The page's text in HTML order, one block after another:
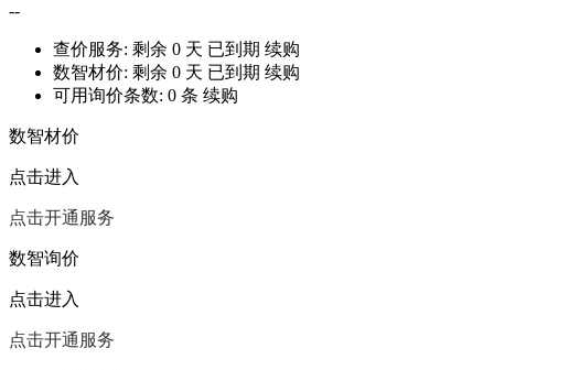
--
查价服务: 剩余 0 天 已到期 续购
数智材价: 剩余 0 天 已到期 续购
可用询价条数: 0 条 续购
数智材价
点击进入
点击开通服务
数智询价
点击进入
点击开通服务